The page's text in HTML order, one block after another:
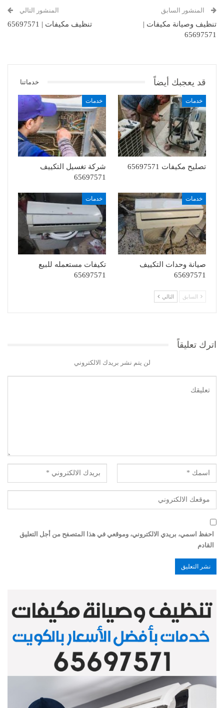
المنشور السابق
تنظيف وصيانة مكيفات |
65697571
المنشور التالي
تنظيف مكيفات | 65697571
قد يعجبك أيضاً خدماتنا
خدمات
تصليح مكيفات 65697571
خدمات
شركة تغسيل التكييف
65697571
خدمات
صيانة وحدات التكييف
65697571
خدمات
تكيفات مستعمله للبيع
65697571
السابق التالي
اترك تعليقاً
لن يتم نشر بريدك الالكتروني
احفظ اسمي، بريدي الالكتروني، وموقعي في هذا المتصفح من أجل التعليق
القادم